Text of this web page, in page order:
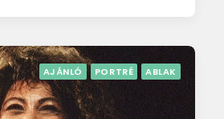
AJÁNLÓ PORTRÉ ABLAK